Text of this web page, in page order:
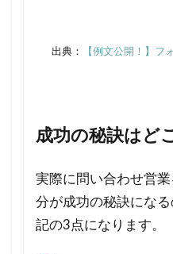
ょう
問い
せフ
ォー
ムへ
出典：
【例文公開！】フ
成功の秘訣はど
実際に問い合わせ営
分が成功の秘訣にな
記の3点になります。